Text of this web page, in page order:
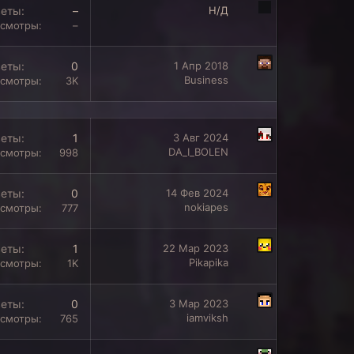
–
–
Н/Д
0
3K
1 Апр 2018
Business
1
998
3 Авг 2024
DA_I_BOLEN
0
777
14 Фев 2024
nokiapes
1
1K
22 Мар 2023
Pikapika
0
765
3 Мар 2023
iamviksh